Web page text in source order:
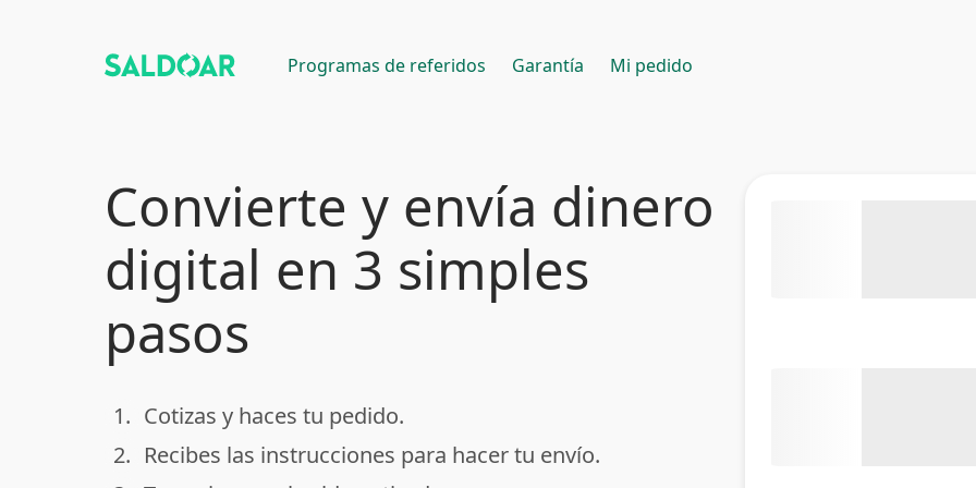
Programas de referidos Garantía Mi pedido
Convierte y envía dinero
digital en 3 simples
pasos
done
1. Cotizas y haces tu pedido.
done
2. Recibes las instrucciones para hacer tu envío.